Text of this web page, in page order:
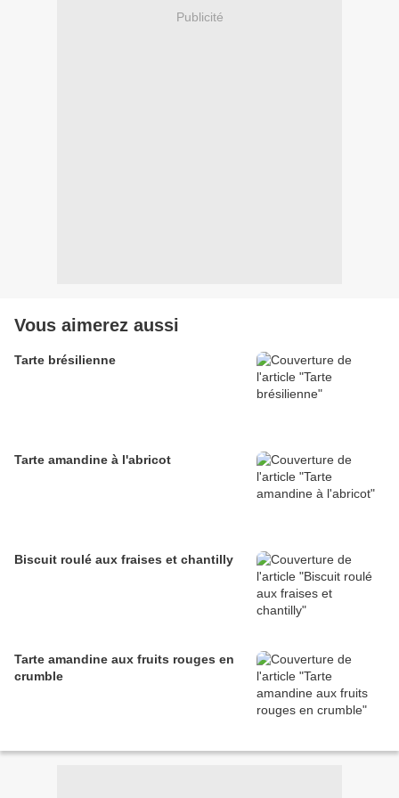
Publicité
Vous aimerez aussi
Tarte brésilienne
Tarte amandine à l'abricot
Biscuit roulé aux fraises et chantilly
Tarte amandine aux fruits rouges en
crumble